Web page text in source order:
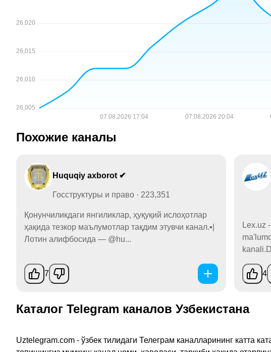
Похожие каналы
Huquqiy axborot ✔
Госструктуры и право · 223,351
Қонунчиликдаги янгиликлар, ҳуқуқий ислоҳотлар
ҳақида тезкор маълумотлар тақдим этувчи канал.▪️|
Лотин алифбосида — @hu...
7
Lex.uz
4
Каталог Telegram каналов Узбекистана
Uztelegram.com - ўзбек тилидаги Телеграм каналларининг катта